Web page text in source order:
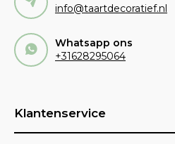
info@taartdecoratief.nl
Whatsapp ons
+31628295064
Klantenservice